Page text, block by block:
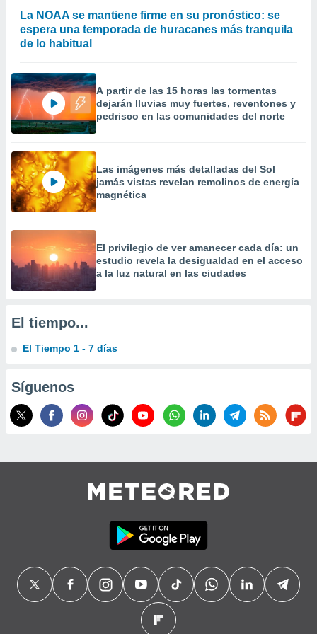
crear un
la
contenido
medir el
de la
el
de
a través
de
de
de
uso de
con el
e
publicidad
La NOAA se mantiene firme en su pronóstico: se
espera una temporada de huracanes más tranquila
de lo habitual
A partir de las 15 horas las tormentas
dejarán lluvias muy fuertes, reventones y
pedrisco en las comunidades del norte
Las imágenes más detalladas del Sol
jamás vistas revelan remolinos de energía
magnética
El privilegio de ver amanecer cada día: un
estudio revela la desigualdad en el acceso
a la luz natural en las ciudades
El tiempo...
El Tiempo 1 - 7 días
Síguenos